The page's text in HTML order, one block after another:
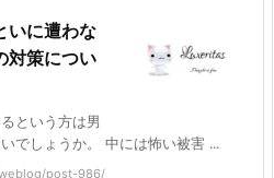
いに遭わな
対策につい
という方は男
でしょうか。 中には怖い被害 ...
post-986/